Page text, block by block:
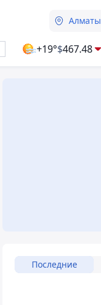
Алматы
+19°$467.48
Последние